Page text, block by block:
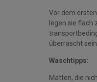
Vor dem
legen sie flach
überrascht
Waschtipps:
Matten, die